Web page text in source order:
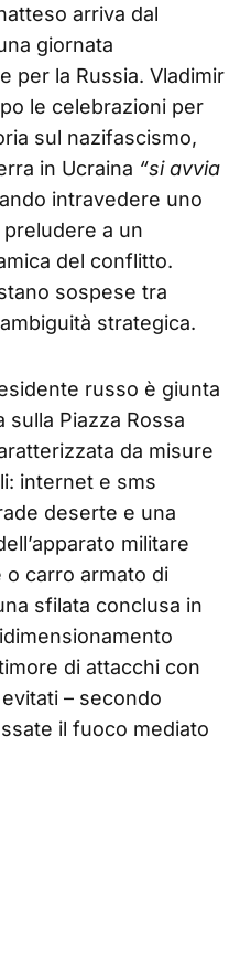
arriva dal
giornata
per la Russia. Vladimir
le celebrazioni per
sul nazifascismo,
in Ucraina “si avvia
intravedere uno
a un
del conflitto.
sospese tra
strategica.
russo è giunta
sulla Piazza Rossa
da misure
internet e sms
deserte e una
militare
o carro armato di
sfilata conclusa in
di attacchi con
– secondo
il fuoco mediato